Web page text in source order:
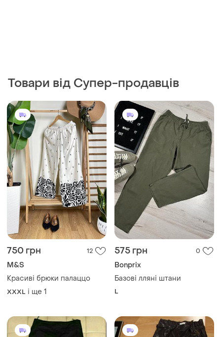
Товари від Супер-продавців
750 грн 12
M&S
Красиві брюки палаццо
XXXL і ще 1
575 грн 0
Bonprix
Базові лляні штани
L